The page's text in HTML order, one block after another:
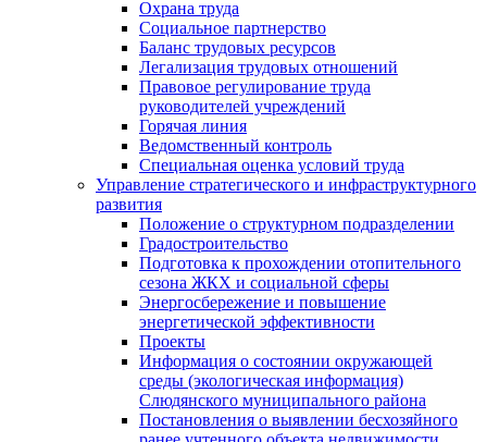
Охрана труда
Социальное партнерство
Баланс трудовых ресурсов
Легализация трудовых отношений
Правовое регулирование труда
руководителей учреждений
Горячая линия
Ведомственный контроль
Специальная оценка условий труда
Управление стратегического и инфраструктурного
развития
Положение о структурном подразделении
Градостроительство
Подготовка к прохождении отопительного
сезона ЖКХ и социальной сферы
Энергосбережение и повышение
энергетической эффективности
Проекты
Информация о состоянии окружающей
среды (экологическая информация)
Слюдянского муниципального района
Постановления о выявлении бесхозяйного